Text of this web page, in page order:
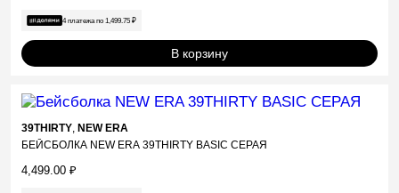
4 платежа по 1,499.75 ₽
В корзину
39THIRTY, NEW ERA
БЕЙСБОЛКА NEW ERA 39THIRTY BASIC СЕРАЯ
4,499.00 ₽